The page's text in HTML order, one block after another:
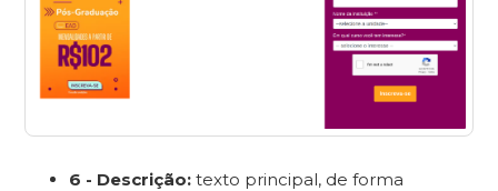
6 - Descrição: texto principal, de forma